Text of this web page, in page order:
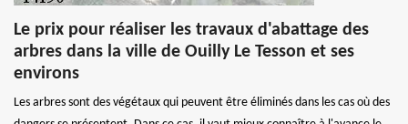
Le prix pour réaliser les travaux d'abattage des
arbres dans la ville de Ouilly Le Tesson et ses
environs
Les arbres sont des végétaux qui peuvent être éliminés dans les cas où des